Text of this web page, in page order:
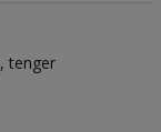
tenger